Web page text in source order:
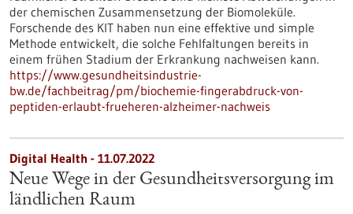
der chemischen Zusammensetzung der Biomoleküle.
Forschende des KIT haben nun eine effektive und simple
Methode entwickelt, die solche Fehlfaltungen bereits in
einem frühen Stadium der Erkrankung nachweisen kann.
https://www.gesundheitsindustrie-
bw.de/fachbeitrag/pm/biochemie-fingerabdruck-von-
peptiden-erlaubt-frueheren-alzheimer-nachweis
Digital Health - 11.07.2022
Neue Wege in der Gesundheitsversorgung im
ländlichen Raum